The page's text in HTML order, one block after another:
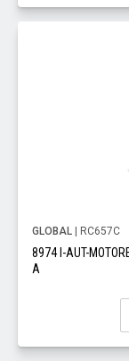
GLOBAL | RC657C
8974 I-AUT-
A